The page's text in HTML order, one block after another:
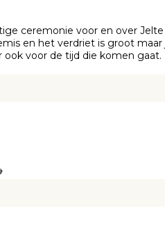
ceremonie voor en over
en het verdriet is groot
voor de tijd die komen gaat.